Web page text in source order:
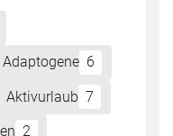
Adaptogene 6
Aktivurlaub 7
2